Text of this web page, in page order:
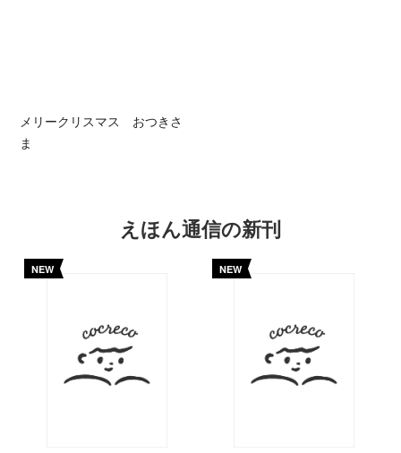
メリークリスマス おつきさ
ま
えほん通信の新刊
NEW NEW